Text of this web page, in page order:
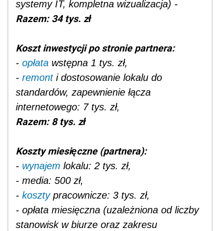
systemy IT, kompletna wizualizacja) -
Razem: 34 tys. zł
Koszt inwestycji po stronie partnera:
- opłata wstępna 1 tys. zł,
- remonti dostosowanie lokalu do
standardów, zapewnienie łącza
internetowego: 7 tys. zł,
Razem: 8 tys. zł
Koszty miesięczne (partnera):
- wynajem lokalu: 2 tys. zł,
- media: 500 zł,
- kosztypracownicze: 3 tys. zł,
- opłata miesięczna (uzależniona od liczby
stanowisk w biurze oraz zakresu